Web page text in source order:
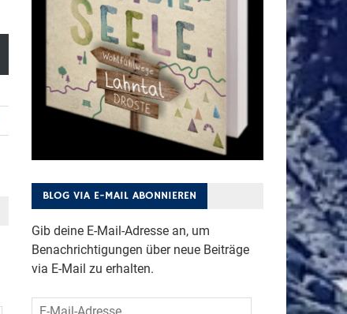
BLOG VIA E-MAIL ABONNIEREN
Gib deine E-Mail-Adresse an, um
Benachrichtigungen über neue Beiträge
via E-Mail zu erhalten.
E-